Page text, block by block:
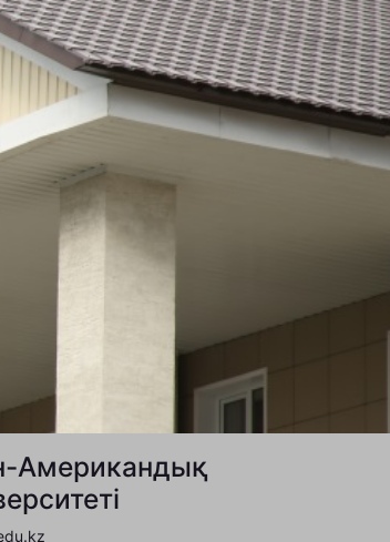
Американдық